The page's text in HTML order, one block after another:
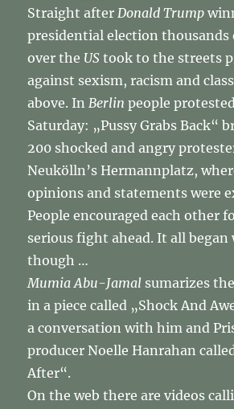
Straight afterDonald Trump
presidential election thousands
over the US took to the streets
against sexism, racism and
above. InBerlin people
Saturday: „Pussy Grabs Back“
200 shocked and angry
Neukölln’s Hermannplatz,
opinions and statements were
People encouraged each other
serious fight ahead. It all began
though …
Mumia Abu-Jamal sumarizes
in a piece called „Shock And
a conversation with him and
producer Noelle Hanrahan
After“.
On the web there are videos